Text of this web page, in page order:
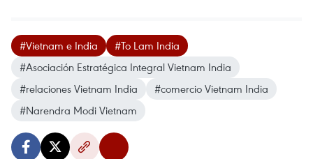
#Vietnam e India
#To Lam India
#Asociación Estratégica Integral Vietnam India
#relaciones Vietnam India
#comercio Vietnam India
#Narendra Modi Vietnam